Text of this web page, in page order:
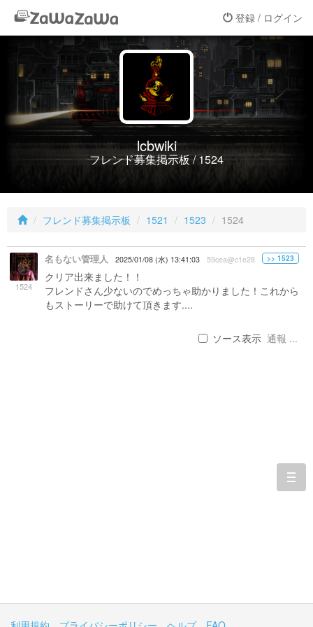
登録 / ログイン
lcbwiki
フレンド募集掲示板 / 1524
フレンド募集掲示板 1521 1523 1524
1524
名もない管理人 2025/01/08 (水) 13:41:03 59cea@c1e28 >> 1523
クリア出来ました！！
フレンドさん少ないのでめっちゃ助かりました！これから
もストーリーで助けて頂きます....
ソース表示 通報 ...